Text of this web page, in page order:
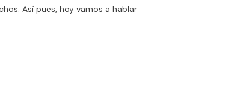
Así pues, hoy vamos a hablar